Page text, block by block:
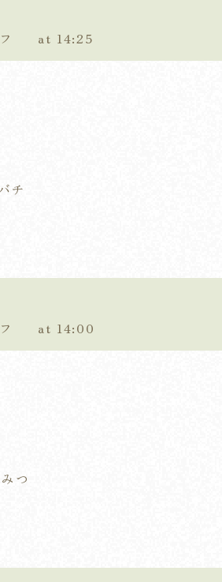
at 14:25
チ
at 14:00
つ